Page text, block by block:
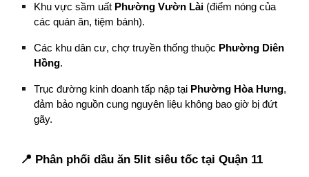
Khu vực sầm uất Phường Vườn Lài (điểm nóng của
các quán ăn, tiệm bánh).
Các khu dân cư, chợ truyền thống thuộc Phường Diên
Hồng.
Trục đường kinh doanh tấp nập tại Phường Hòa Hưng,
đảm bảo nguồn cung nguyên liệu không bao giờ bị đứt
gãy.
📍 Phân phối dầu ăn 5lit siêu tốc tại Quận 11